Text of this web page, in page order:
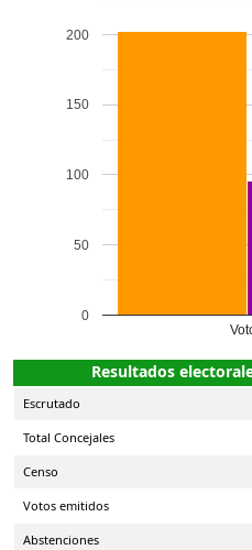
0
50
100
150
200
Resultados
Escrutado
Total Concejales
Censo
Votos emitidos
Abstenciones